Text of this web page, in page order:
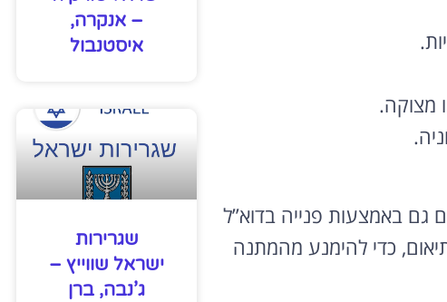
מצוקה.
באמצעות פנייה בדוא”ל
כדי להימנע מהמתנה
– אנקרה,
איסטנבול
שגרירות
ישראל שווייץ –
ג’נבה, ברן